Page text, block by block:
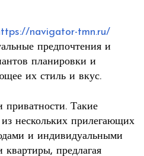
navigator-tmn.ru/
предпочтения и
планировки и
их стиль и вкус.
приватности. Такие
нескольких прилегающих
и индивидуальными
предлагая